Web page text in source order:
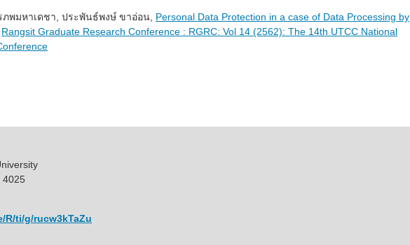
พมหาเดชา, ประพันธ์พงษ์ ขาอ่อน, Personal Data Protection in a case of Data Processing by
Rangsit Graduate Research Conference : RGRC: Vol 14 (2562): The 14th UTCC National
4025
R/ti/g/rucw3kTaZu